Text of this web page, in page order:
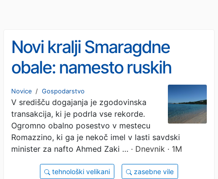
Novi kralji Smaragdne
obale: namesto ruskih
oligarhov prihajajo
ameriški kriptomilijarderji
Novice / Gospodarstvo
V središču dogajanja je zgodovinska
transakcija, ki je podrla vse rekorde.
Ogromno obalno posestvo v mestecu
Romazzino, ki ga je nekoč imel v lasti savdski
minister za nafto Ahmed Zaki … · Dnevnik · 1M
tehnološki velikani zasebne vile